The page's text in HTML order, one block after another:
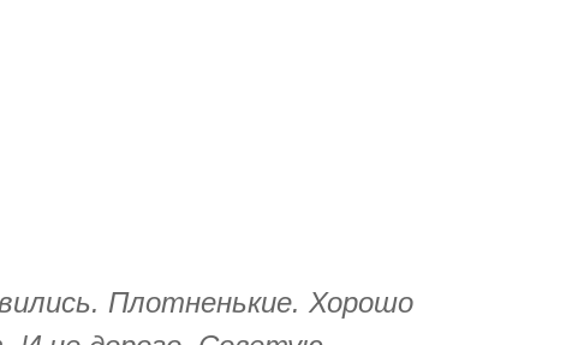
Плотненькие. Хорошо